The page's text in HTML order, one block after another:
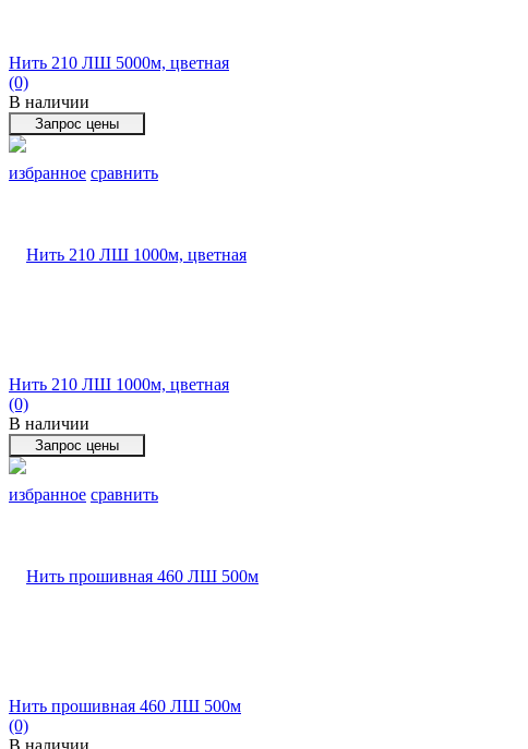
избранное сравнить
Нить 210 ЛШ 5000м, цветная
(0)
В наличии
избранное сравнить
Нить 210 ЛШ 1000м, цветная
(0)
В наличии
Нить прошивная 460 ЛШ 500м
(0)
В наличии